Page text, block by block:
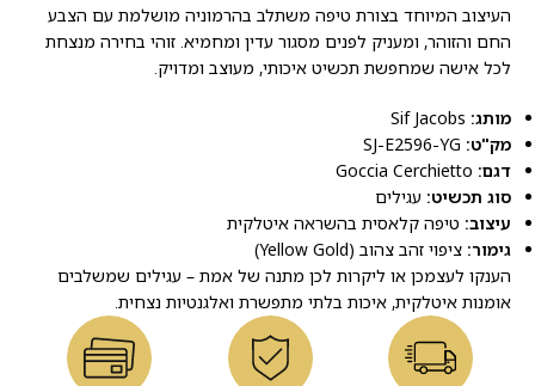
העיצוב המיוחד בצורת טיפה משתלב בהרמוניה מושלמת עם הצבע
החם והזוהר, ומעניק לפנים מסגור עדין ומחמיא. זוהי בחירה מנצחת
לכל אישה שמחפשת תכשיט איכותי, מעוצב ומדויק.
מותג:
מק"ט:
דגם:
סוג תכשיט: עגילים
עיצוב: טיפה קלאסית בהשראה איטלקית
גימור: ציפוי זהב צהוב (Yellow Gold)
הענקו לעצמכן או ליקרות לכן מתנה של אמת – עגילים שמשלבים
אומנות איטלקית, איכות בלתי מתפשרת ואלגנטיות נצחית.